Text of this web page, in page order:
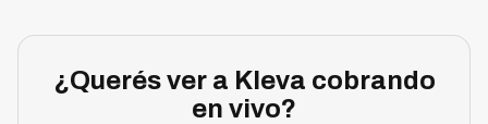
¿Querés ver a Kleva cobrando
en vivo?